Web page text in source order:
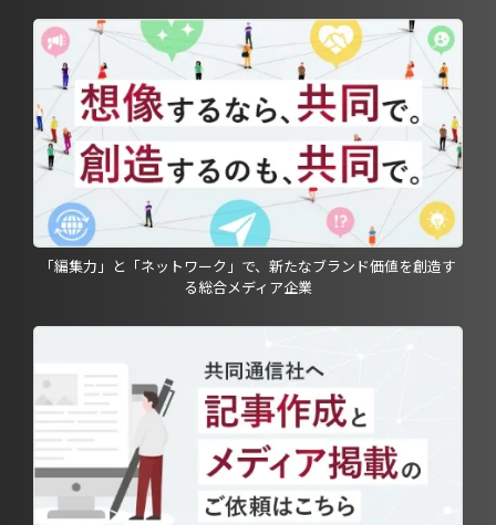
「編集力」と「ネットワーク」で、新たなブランド価値を創造す
る総合メディア企業